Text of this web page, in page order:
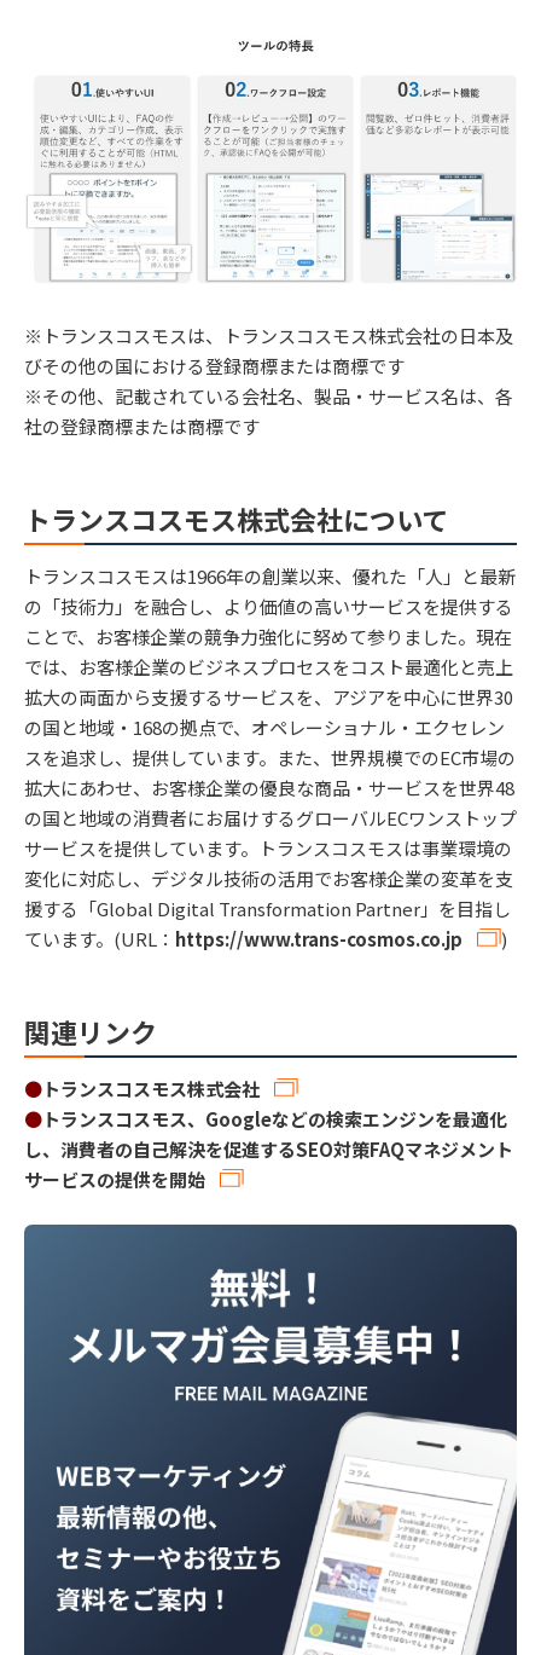
※トランスコスモスは、トランスコスモス株式会社の日本及
びその他の国における登録商標または商標です
※その他、記載されている会社名、製品・サービス名は、各
社の登録商標または商標です
トランスコスモス株式会社について
トランスコスモスは1966年の創業以来、優れた「人」と最新
の「技術力」を融合し、より価値の高いサービスを提供する
ことで、お客様企業の競争力強化に努めて参りました。現在
では、お客様企業のビジネスプロセスをコスト最適化と売上
拡大の両面から支援するサービスを、アジアを中心に世界30
の国と地域・168の拠点で、オペレーショナル・エクセレン
スを追求し、提供しています。また、世界規模でのEC市場の
拡大にあわせ、お客様企業の優良な商品・サービスを世界48
の国と地域の消費者にお届けするグローバルECワンストップ
サービスを提供しています。トランスコスモスは事業環境の
変化に対応し、デジタル技術の活用でお客様企業の変革を支
援する「Global Digital Transformation Partner」を目指し
ています。(URL： https://www.trans-cosmos.co.jp )
関連リンク
●トランスコスモス株式会社
●トランスコスモス、Googleなどの検索エンジンを最適化
し、消費者の自己解決を促進するSEO対策FAQマネジメント
サービスの提供を開始